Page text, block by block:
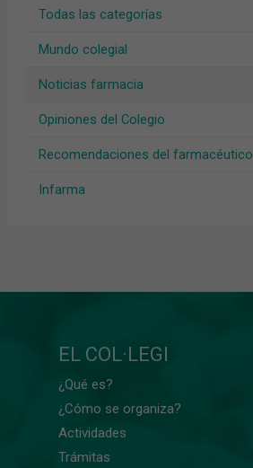
Todas las categorías
Mundo colegial
Noticias farmacia
Opiniones del Colegio
Recomendaciones del farmacéutico
Infarma
EL COL·LEGI
¿Qué es?
¿Cómo se organiza?
Actividades
Trámitas